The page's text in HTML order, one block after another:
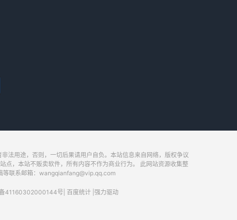
法用途，否则，一切后果请用户自负。本站信息来自网络，版权争议
，本站不贩卖软件，所有内容不作为商业行为。 此网站资源收集整
等联系邮箱：wangqianfang@vip.qq.com
41160302000144号 百度统计 强力驱动